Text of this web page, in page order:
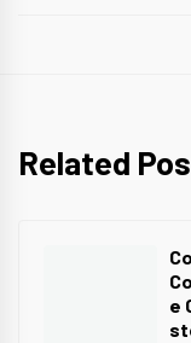
Related
e